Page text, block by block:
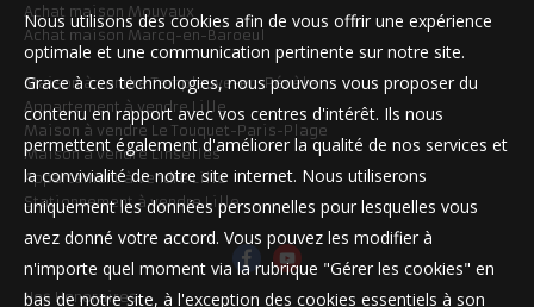
Achat maison Mouvaux
Achat maison Marcq-en-Baroeul
Maison à vendre Templeuve-en-Pévèle
Appartement à vendre Lille
Maison à vendre Le Touquet-Paris-Plage
Maison à vendre Linselles
Appartement à vendre Lille
Stationnement à vendre Lille
Nos Honoraires
Nous utilisons des cookies afin de vous offrir une expérience
optimale et une communication pertinente sur notre site.
Grace à ces technologies, nous pouvons vous proposer du
contenu en rapport avec vos centres d'intérêt. Ils nous
permettent également d'améliorer la qualité de nos services et
la convivialité de notre site internet. Nous utiliserons
uniquement les données personnelles pour lesquelles vous
avez donné votre accord. Vous pouvez les modifier à
n'importe quel moment via la rubrique "Gérer les cookies" en
bas de notre site, à l'exception des cookies essentiels à son